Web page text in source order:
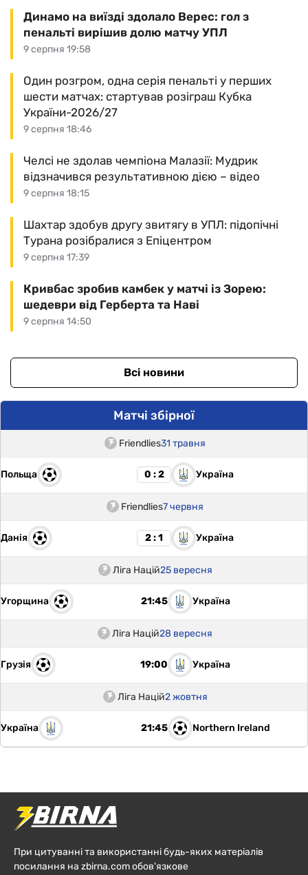
9 серпня 19:58
Динамо на виїзді здолало Верес: гол з
пенальті вирішив долю матчу УПЛ
9 серпня 18:46
Один розгром, одна серія пенальті у перших
шести матчах: стартував розіграш Кубка
України-2026/27
9 серпня 18:15
Челсі не здолав чемпіона Малазії: Мудрик
відзначився результативною дією – відео
9 серпня 17:39
Шахтар здобув другу звитягу в УПЛ: підопічні
Турана розібралися з Епіцентром
9 серпня 14:50
Кривбас зробив камбек у матчі із Зорею:
шедеври від Герберта та Наві
Всі новини
Матчі збірної
Friendlies31 травня
Польща 0 : 2 Україна
Friendlies7 червня
Данія 2 : 1 Україна
Ліга Націй25 вересня
Угорщина 21:45 Україна
Ліга Націй28 вересня
Грузія 19:00 Україна
Ліга Націй2 жовтня
Україна 21:45 Northern Ireland
При цитуванні та використанні будь-яких матеріалів
посилання на zbirna.com обов'язкове